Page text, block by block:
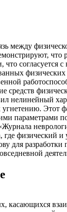
между
что
средств
нелинейный
Этот
параметрами
физический
для
касающихся